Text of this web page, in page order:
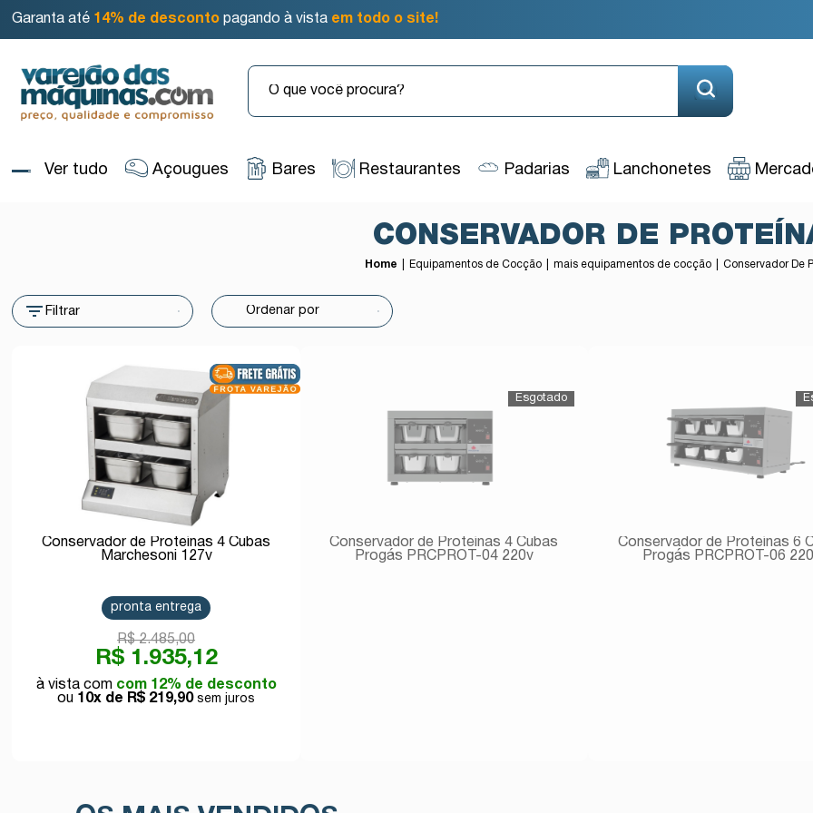
Garanta até 14% de desconto pagando à vista em todo o site!
Ver tudo Açougues Bares Restaurantes Padarias Lanchonetes
CONSERVADOR DE
Home Equipamentos de Cocção mais equipamentos de cocção Conservador De
Filtrar
Conservador de Proteínas 4 Cubas
Marchesoni 127v
R$ 1.935,12
com 12% de desconto
R$ 2.485,00
10x de R$ 219,90
pronta entrega
Conservador de Proteínas 4 Cubas
Progás PRCPROT-04 220v
Conservador de Proteínas 6
Progás PRCPROT-06